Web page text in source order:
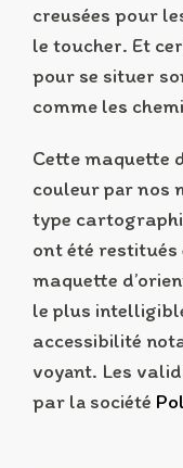
creusées pour
le toucher. Et
pour se situer
comme les
Cette maquette
couleur par nos
type
ont été restitués
maquette
le plus
accessibilité
voyant. Les
par la société